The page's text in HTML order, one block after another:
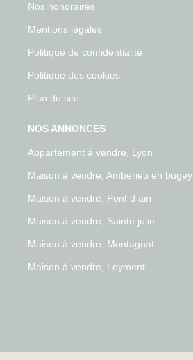
Nos honoraires
Mentions légales
Politique de confidentialité
Politique des cookies
Plan du site
NOS ANNONCES
Appartement à vendre, Lyon
Maison à vendre, Amberieu en bugey
Maison à vendre, Pont d ain
Maison à vendre, Sainte julie
Maison à vendre, Montagnat
Maison à vendre, Leyment